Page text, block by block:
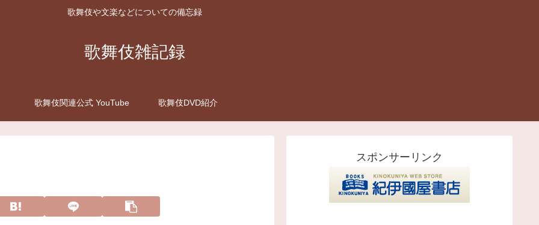
歌舞伎や文楽などについての備忘録
歌舞伎雑記録
歌舞伎関連公式 YouTube 歌舞伎DVD紹介
スポンサーリンク